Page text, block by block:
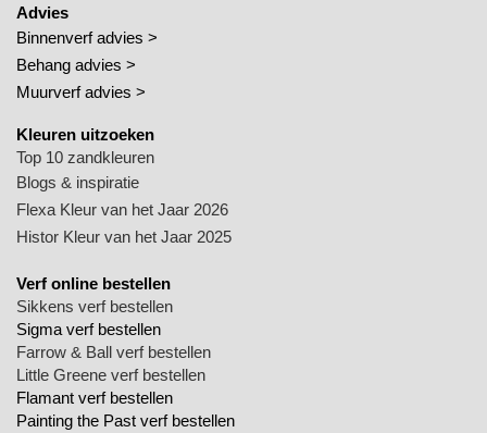
Advies
Binnenverf advies >
Behang advies >
Muurverf advies >
Kleuren uitzoeken
Top 10 zandkleuren
Blogs & inspiratie
Flexa Kleur van het Jaar 2026
Histor Kleur van het Jaar 2025
Verf online bestellen
Sikkens verf bestellen
Sigma verf bestellen
Farrow & Ball verf bestellen
Little Greene verf bestellen
Flamant verf bestellen
Painting the Past verf bestellen